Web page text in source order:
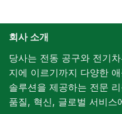
회사 소개
당사는 전동 공구와 전기
지에 이르기까지 다양한
솔루션을 제공하는 전문
품질, 혁신, 글로벌 서비스